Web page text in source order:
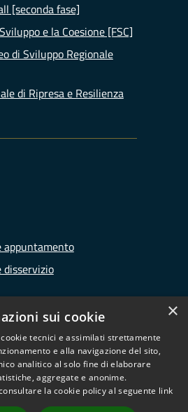
[seconda fase]
e la Coesione [FSC]
di Sviluppo Regionale
di Ripresa e Resilienza
appuntamento
disservizio
Copyright © 2026 • Ufficio
×
sui cookie
tecnici e assimilati strettamente
e alla navigazione del sito,
analitico al solo fine di elaborare
aggregate e anonime.
la cookie policy al seguente link